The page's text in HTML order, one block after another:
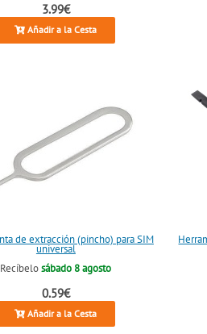
3.99€
Añadir a la Cesta
de extracción (pincho) para SIM
universal
Recíbelosábado 8 agosto
0.59€
Añadir a la Cesta